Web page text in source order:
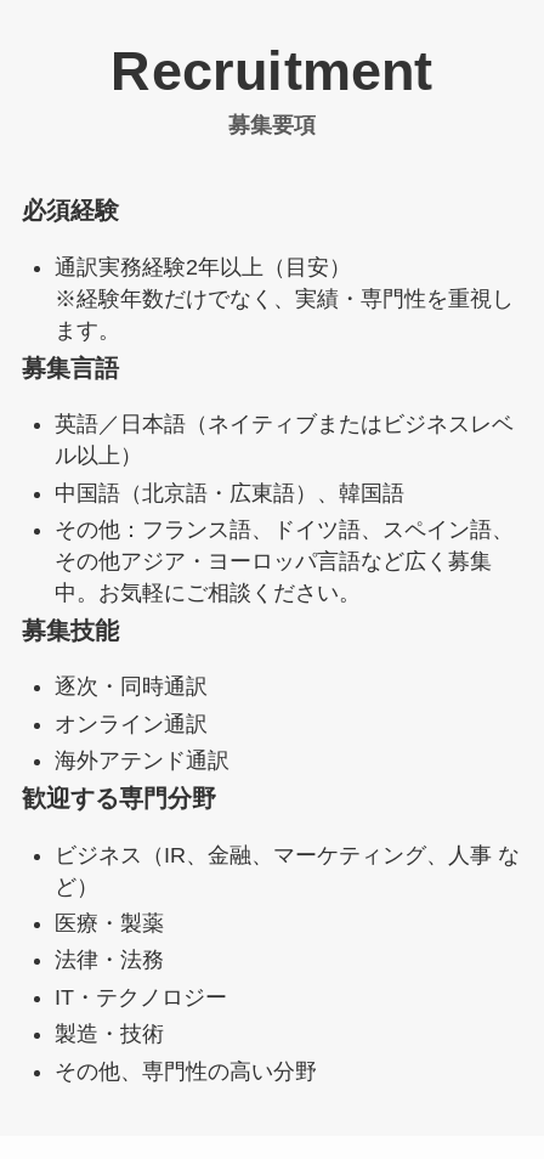
Recruitment
募集要項
必須経験
通訳実務経験2年以上（目安）
※経験年数だけでなく、実績・専門性を重視し
ます。
募集言語
英語／日本語（ネイティブまたはビジネスレベ
ル以上）
中国語（北京語・広東語）、韓国語
その他：フランス語、ドイツ語、スペイン語、
その他アジア・ヨーロッパ言語など広く募集
中。お気軽にご相談ください。
募集技能
逐次・同時通訳
オンライン通訳
海外アテンド通訳
歓迎する専門分野
ビジネス（IR、金融、マーケティング、人事 な
ど）
医療・製薬
法律・法務
IT・テクノロジー
製造・技術
その他、専門性の高い分野